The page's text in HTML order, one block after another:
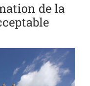
de la